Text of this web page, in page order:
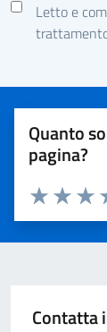
Letto e
Quanto
pagina?
Valuta 2
Valuta 1
Contatta